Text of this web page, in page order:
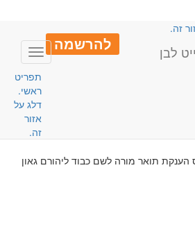
זה.
להרשמה
Toggle
תפריט
ראשי.
דלג על
אזור
זה.
תואר מורה לשם כבוד ליהורם גאון